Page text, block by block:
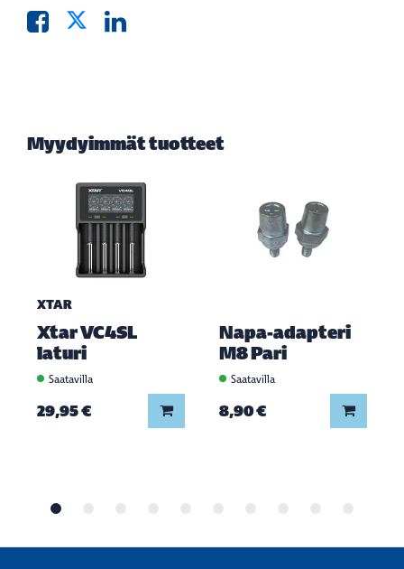
Myydyimmät tuotteet
XTAR
Xtar VC4SL
laturi
Saatavilla
29,95 € Lisää koriin
Napa-adapteri
M8 Pari
Saatavilla
8,90 € Lisää